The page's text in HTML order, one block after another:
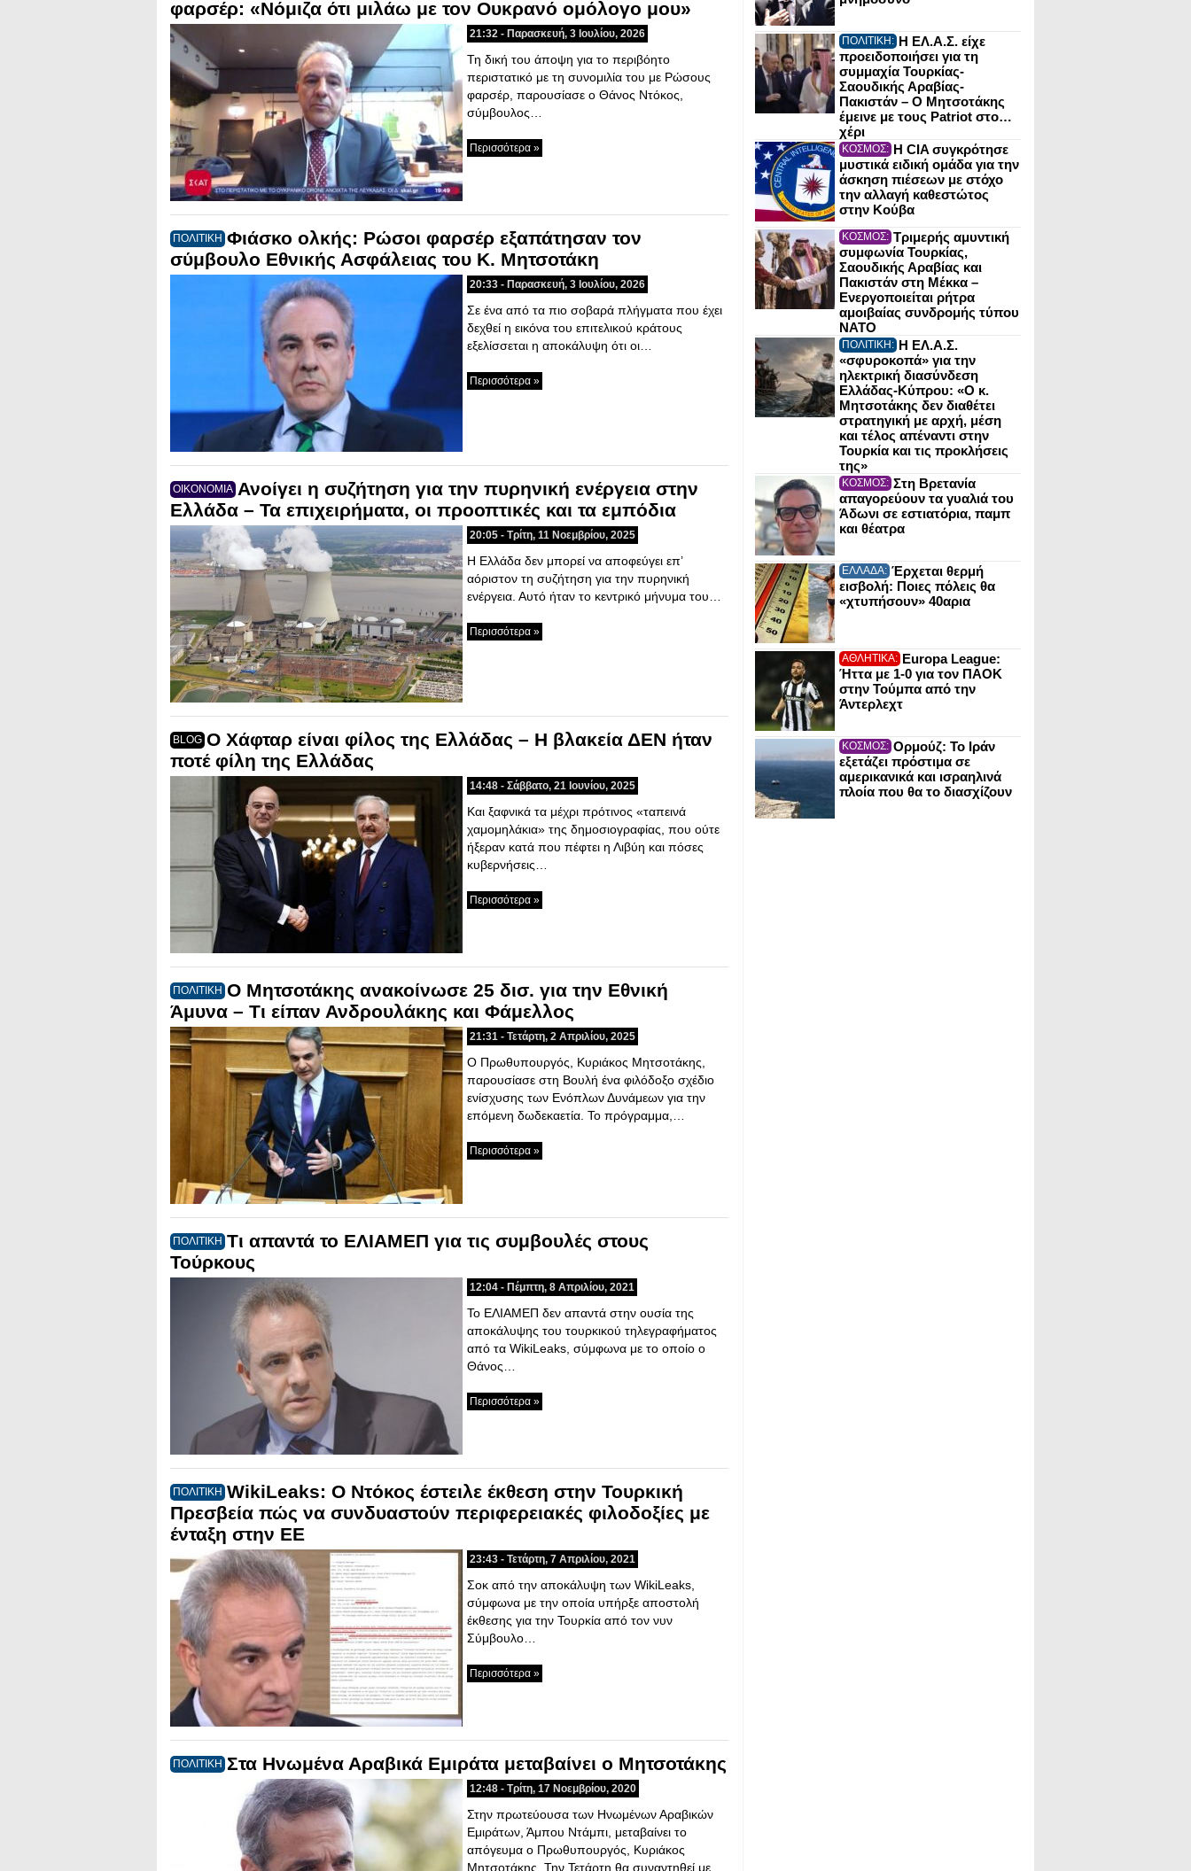
φαρσέρ: «Νόμιζα ότι μιλάω με τον Ουκρανό ομόλογο μου»
21:32 - Παρασκευή, 3 Ιουλίου, 2026
Τη δική του άποψη για το περιβόητο
περιστατικό με τη συνομιλία του με Ρώσους
φαρσέρ, παρουσίασε ο Θάνος Ντόκος,
σύμβουλος…
Περισσότερα »
ΠΟΛΙΤΙΚΗ Φιάσκο ολκής: Ρώσοι φαρσέρ εξαπάτησαν τον
σύμβουλο Εθνικής Ασφάλειας του Κ. Μητσοτάκη
20:33 - Παρασκευή, 3 Ιουλίου, 2026
Σε ένα από τα πιο σοβαρά πλήγματα που έχει
δεχθεί η εικόνα του επιτελικού κράτους
εξελίσσεται η αποκάλυψη ότι οι…
Περισσότερα »
ΟΙΚΟΝΟΜΙΑ Ανοίγει η συζήτηση για την πυρηνική ενέργεια στην
Ελλάδα – Τα επιχειρήματα, οι προοπτικές και τα εμπόδια
20:05 - Τρίτη, 11 Νοεμβρίου, 2025
Η Ελλάδα δεν μπορεί να αποφεύγει επ’
αόριστον τη συζήτηση για την πυρηνική
ενέργεια. Αυτό ήταν το κεντρικό μήνυμα του…
Περισσότερα »
BLOG Ο Χάφταρ είναι φίλος της Ελλάδας – Η βλακεία ΔΕΝ ήταν
ποτέ φίλη της Ελλάδας
14:48 - Σάββατο, 21 Ιουνίου, 2025
Και ξαφνικά τα μέχρι πρότινος «ταπεινά
χαμομηλάκια» της δημοσιογραφίας, που ούτε
ήξεραν κατά που πέφτει η Λιβύη και πόσες
κυβερνήσεις…
Περισσότερα »
ΠΟΛΙΤΙΚΗ Ο Μητσοτάκης ανακοίνωσε 25 δισ. για την Εθνική
Άμυνα – Τι είπαν Ανδρουλάκης και Φάμελλος
21:31 - Τετάρτη, 2 Απριλίου, 2025
Ο Πρωθυπουργός, Κυριάκος Μητσοτάκης,
παρουσίασε στη Βουλή ένα φιλόδοξο σχέδιο
ενίσχυσης των Ενόπλων Δυνάμεων για την
επόμενη δωδεκαετία. Το πρόγραμμα,…
Περισσότερα »
ΠΟΛΙΤΙΚΗ Τι απαντά το ΕΛΙΑΜΕΠ για τις συμβουλές στους
Τούρκους
12:04 - Πέμπτη, 8 Απριλίου, 2021
Το ΕΛΙΑΜΕΠ δεν απαντά στην ουσία της
αποκάλυψης του τουρκικού τηλεγραφήματος
από τα WikiLeaks, σύμφωνα με το οποίο ο
Θάνος…
Περισσότερα »
ΠΟΛΙΤΙΚΗ WikiLeaks: Ο Ντόκος έστειλε έκθεση στην Τουρκική
Πρεσβεία πώς να συνδυαστούν περιφερειακές φιλοδοξίες με
ένταξη στην ΕΕ
23:43 - Τετάρτη, 7 Απριλίου, 2021
Σοκ από την αποκάλυψη των WikiLeaks,
σύμφωνα με την οποία υπήρξε αποστολή
έκθεσης για την Τουρκία από τον νυν
Σύμβουλο…
Περισσότερα »
ΠΟΛΙΤΙΚΗ Στα Ηνωμένα Αραβικά Εμιράτα μεταβαίνει ο Μητσοτάκης
12:48 - Τρίτη, 17 Νοεμβρίου, 2020
Στην πρωτεύουσα των Ηνωμένων Αραβικών
Εμιράτων, Άμπου Ντάμπι, μεταβαίνει το
απόγευμα ο Πρωθυπουργός, Κυριάκος
Μητσοτάκης. Την Τετάρτη θα συναντηθεί με…
ΠΟΛΙΤΙΚΗ: Η ΕΛ.Α.Σ. είχε
προειδοποιήσει για τη
συμμαχία Τουρκίας-
Σαουδικής Αραβίας-
Πακιστάν – Ο Μητσοτάκης
έμεινε με τους Patriot στο…
χέρι
ΚΟΣΜΟΣ: Η CIA συγκρότησε
μυστικά ειδική ομάδα για την
άσκηση πιέσεων με στόχο
την αλλαγή καθεστώτος
στην Κούβα
ΚΟΣΜΟΣ: Τριμερής αμυντική
συμφωνία Τουρκίας,
Σαουδικής Αραβίας και
Πακιστάν στη Μέκκα –
Ενεργοποιείται ρήτρα
αμοιβαίας συνδρομής τύπου
NATO
ΠΟΛΙΤΙΚΗ: Η ΕΛ.Α.Σ.
«σφυροκοπά» για την
ηλεκτρική διασύνδεση
Ελλάδας-Κύπρου: «Ο κ.
Μητσοτάκης δεν διαθέτει
στρατηγική με αρχή, μέση
και τέλος απέναντι στην
Τουρκία και τις προκλήσεις
της»
ΚΟΣΜΟΣ: Στη Βρετανία
απαγορεύουν τα γυαλιά του
Άδωνι σε εστιατόρια, παμπ
και θέατρα
ΕΛΛΑΔΑ: Έρχεται θερμή
εισβολή: Ποιες πόλεις θα
«χτυπήσουν» 40αρια
ΑΘΛΗΤΙΚΑ: Europa League:
Ήττα με 1-0 για τον ΠΑΟΚ
στην Τούμπα από την
Άντερλεχτ
ΚΟΣΜΟΣ: Ορμούζ: Το Ιράν
εξετάζει πρόστιμα σε
αμερικανικά και ισραηλινά
πλοία που θα το διασχίζουν